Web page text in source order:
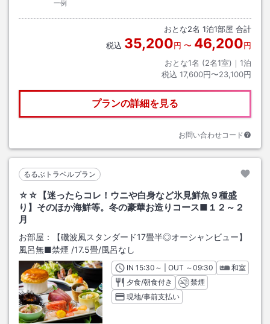
一例
おとな2名 1泊1部屋 合計
税込 35,200円 〜 46,200円
おとな1名 (2名1室)｜ 1泊
税込 17,600円〜23,100円
プランの詳細を見る
お問い合わせコード
るるぶトラベルプラン
☆☆【迷ったらコレ！ウニや白身など氷見鮮魚９種盛
り】そのほか海鮮等。冬の豪華お造りコース■１２～２
月
お部屋：
【磯波風スタンダード17畳半◎オーシャンビュー】
風呂無■禁煙 /17.5畳/風呂なし
INチェックイン
15:30 ～ | OUT チェックアウト
～09:30
和室
夕食/朝食付き
禁煙
現地/事前支払い